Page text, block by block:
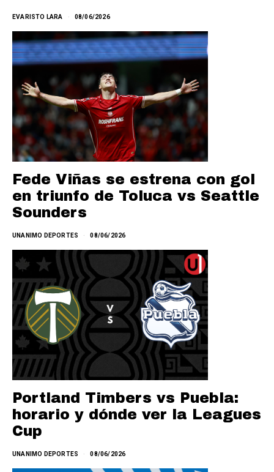
EVARISTO LARA 08/06/2026
Fede Viñas se estrena con gol
en triunfo de Toluca vs Seattle
Sounders
UNANIMO DEPORTES 08/06/2026
Portland Timbers vs Puebla:
horario y dónde ver la Leagues
Cup
UNANIMO DEPORTES 08/06/2026